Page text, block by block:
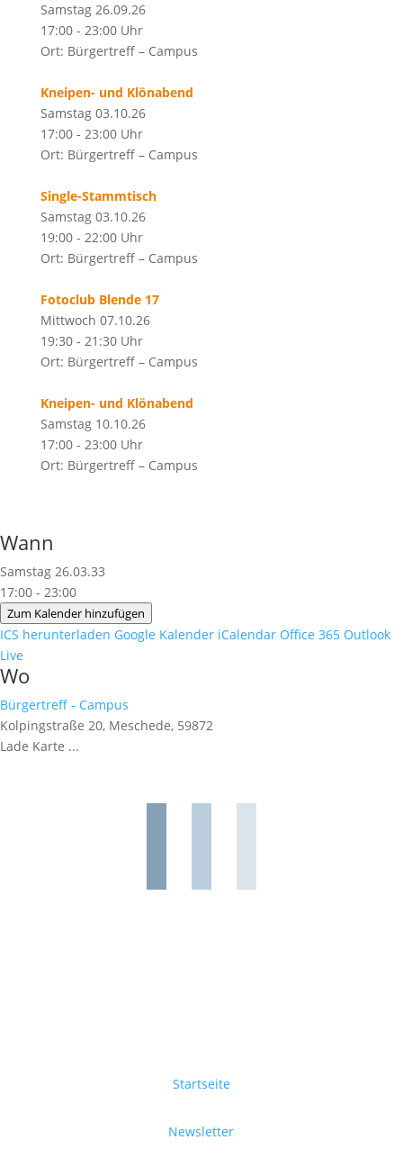
Samstag 26.09.26
17:00 - 23:00 Uhr
Ort: Bürgertreff – Campus
Kneipen- und Klönabend
Samstag 03.10.26
17:00 - 23:00 Uhr
Ort: Bürgertreff – Campus
Single-Stammtisch
Samstag 03.10.26
19:00 - 22:00 Uhr
Ort: Bürgertreff – Campus
Fotoclub Blende 17
Mittwoch 07.10.26
19:30 - 21:30 Uhr
Ort: Bürgertreff – Campus
Kneipen- und Klönabend
Samstag 10.10.26
17:00 - 23:00 Uhr
Ort: Bürgertreff – Campus
Wann
Samstag 26.03.33
17:00 - 23:00
Zum Kalender hinzufügen
ICS herunterladen Google Kalender iCalendar Office 365 Outlook
Live
Wo
Bürgertreff - Campus
Kolpingstraße 20, Meschede, 59872
Lade Karte ...
Startseite
Newsletter